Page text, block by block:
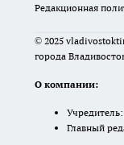
Редакционная
© 2025
города
О компании:
Главный